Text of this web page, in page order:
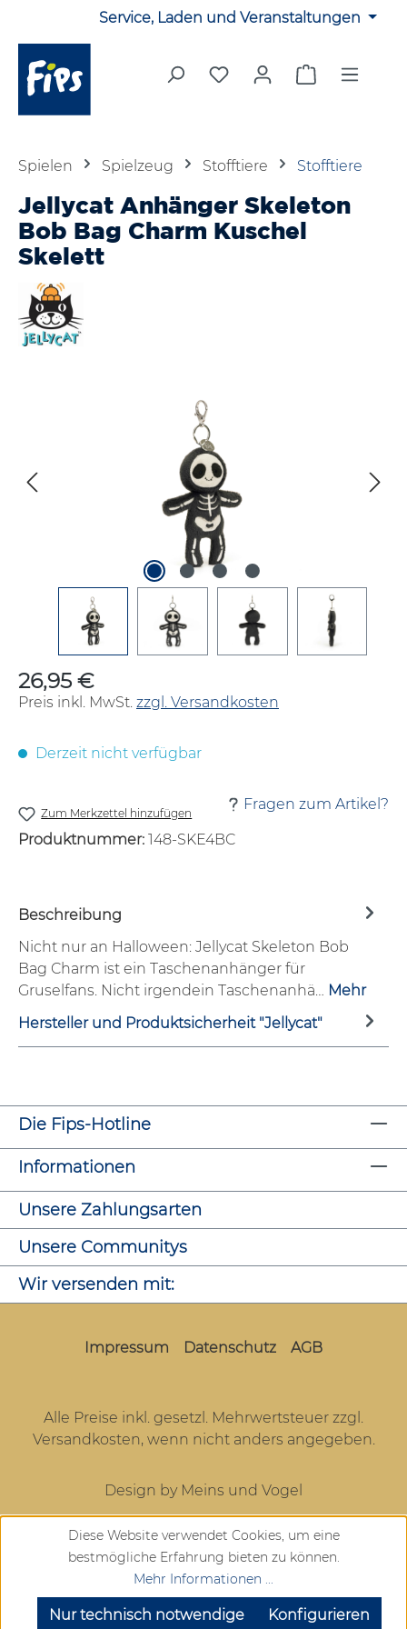
Zum Hauptinhalt springenService, Laden und Veranstaltungen
Du hast 0 Produkte auf
Warenkorb
Spielen Spielzeug Stofftiere Stofftiere
Jellycat Anhänger Skeleton
Bob Bag Charm Kuschel
Skelett
Regulärer Preis:
26,95 €
Preis inkl. MwSt. zzgl. Versandkosten
Derzeit nicht verfügbar
Zum Merkzettel hinzufügen
Fragen zum Artikel?
Produktnummer: 148-SKE4BC
Beschreibung
Nicht nur an Halloween: Jellycat Skeleton Bob
Bag Charm ist ein Taschenanhänger für
Gruselfans. Nicht irgendein Taschenanhä… Mehr
Hersteller und Produktsicherheit "Jellycat"
Die Fips-Hotline
Informationen
Unsere Zahlungsarten
Unsere Communitys
Wir versenden mit:
Impressum Datenschutz AGB
Alle Preise inkl. gesetzl. Mehrwertsteuer zzgl.
Versandkosten, wenn nicht anders angegeben.
Design by Meins und Vogel
Diese Website verwendet Cookies, um eine
bestmögliche Erfahrung bieten zu können.
Mehr Informationen ...
Nur technisch notwendige Konfigurieren
SEHR GUT (4.72 / 5)
aus904Bewertungen bei: google.com, trustedshops.de, shopvote.de ⓘ
Informationen zur Echtheit der Bewertungen